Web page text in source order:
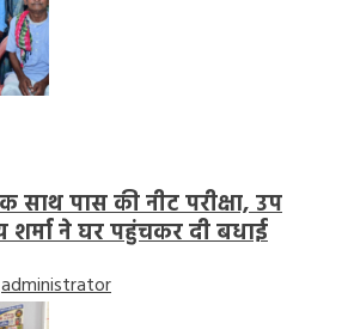
साथ पास की नीट परीक्षा, उप
शर्मा ने घर पहुंचकर दी बधाई
administrator